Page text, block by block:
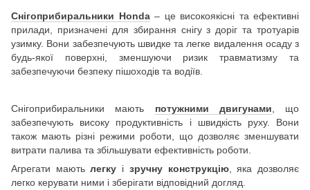
Снігоприбиральники Honda– це високоякісні та ефективні
прилади, призначені для збирання снігу з доріг та тротуарів
узимку. Вони забезпечують швидке та легке видалення осаду з
будь-якої поверхні, зменшуючи ризик травматизму та
забезпечуючи безпеку пішоходів та водіїв.
Снігоприбиральники мають потужними двигунами, що
забезпечують високу продуктивність і швидкість руху. Вони
також мають різні режими роботи, що дозволяє зменшувати
витрати палива та збільшувати ефективність роботи.
Агрегати маютьлегку і зручну конструкцію, яка дозволяє
легко керувати ними і зберігати відповідний догляд.